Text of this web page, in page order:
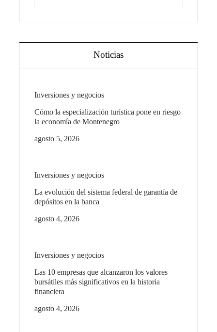
Noticias
Inversiones y negocios
Cómo la especialización turística pone en riesgo
la economía de Montenegro
agosto 5, 2026
Inversiones y negocios
La evolución del sistema federal de garantía de
depósitos en la banca
agosto 4, 2026
Inversiones y negocios
Las 10 empresas que alcanzaron los valores
bursátiles más significativos en la historia
financiera
agosto 4, 2026